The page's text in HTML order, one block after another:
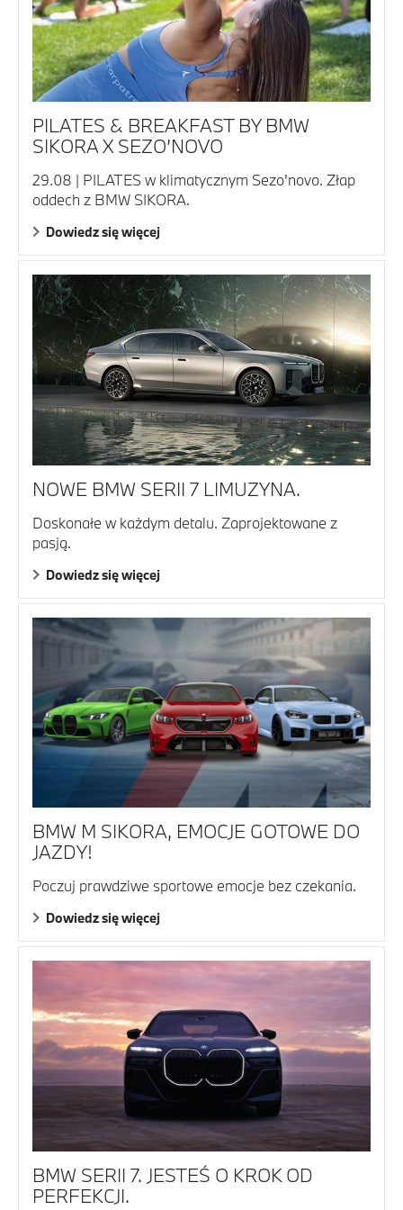
PILATES & BREAKFAST BY BMW
SIKORA X SEZO’NOVO
29.08 | PILATES w klimatycznym Sezo'novo. Złap
oddech z BMW SIKORA.
Dowiedz się więcej
NOWE BMW SERII 7 LIMUZYNA.
Doskonałe w każdym detalu. Zaprojektowane z
pasją.
Dowiedz się więcej
BMW M SIKORA, EMOCJE GOTOWE DO
JAZDY!
Poczuj prawdziwe sportowe emocje bez czekania.
Dowiedz się więcej
BMW SERII 7. JESTEŚ O KROK OD
PERFEKCJI.